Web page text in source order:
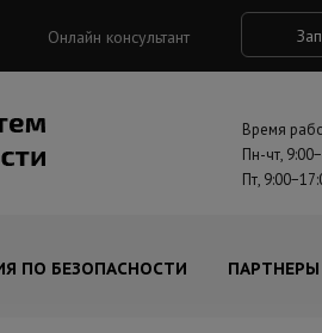
Онлайн консультант
Время
Пн-чт,
Пт,
ПО БЕЗОПАСНОСТИ ПАРТНЕРЫ